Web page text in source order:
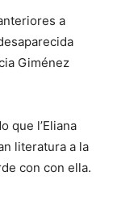
a
Giménez
que l’Eliana
literatura a la
con con ella.